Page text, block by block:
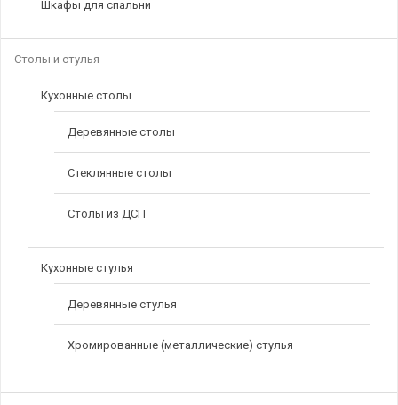
Шкафы для спальни
Столы и стулья
Кухонные столы
Деревянные столы
Стеклянные столы
Столы из ДСП
Кухонные стулья
Деревянные стулья
Хромированные (металлические) стулья